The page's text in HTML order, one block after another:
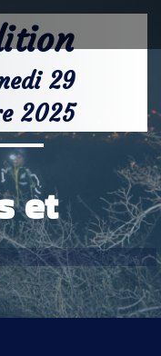
PHOTOS &
29
2025
et